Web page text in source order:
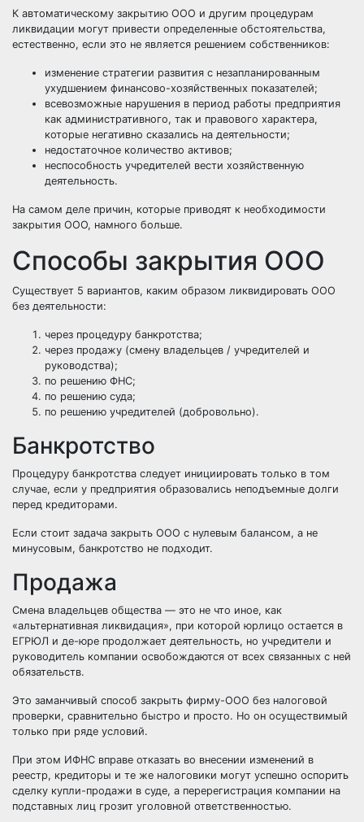
К автоматическому закрытию ООО и другим процедурам
ликвидации могут привести определенные обстоятельства,
естественно, если это не является решением собственников:
изменение стратегии развития с незапланированным
ухудшением финансово-хозяйственных показателей;
всевозможные нарушения в период работы предприятия
как административного, так и правового характера,
которые негативно сказались на деятельности;
недостаточное количество активов;
неспособность учредителей вести хозяйственную
деятельность.
На самом деле причин, которые приводят к необходимости
закрытия ООО, намного больше.
Способы закрытия ООО
Существует 5 вариантов, каким образом ликвидировать ООО
без деятельности:
через процедуру банкротства;
через продажу (смену владельцев / учредителей и
руководства);
по решению ФНС;
по решению суда;
по решению учредителей (добровольно).
Банкротство
Процедуру банкротства следует инициировать только в том
случае, если у предприятия образовались неподъемные долги
перед кредиторами.
Если стоит задача закрыть ООО с нулевым балансом, а не
минусовым, банкротство не подходит.
Продажа
Смена владельцев общества — это не что иное, как
«альтернативная ликвидация», при которой юрлицо остается в
ЕГРЮЛ и де-юре продолжает деятельность, но учредители и
руководитель компании освобождаются от всех связанных с ней
обязательств.
Это заманчивый способ закрыть фирму-ООО без налоговой
проверки, сравнительно быстро и просто. Но он осуществимый
только при ряде условий.
При этом ИФНС вправе отказать во внесении изменений в
реестр, кредиторы и те же налоговики могут успешно оспорить
сделку купли-продажи в суде, а перерегистрация компании на
подставных лиц грозит уголовной ответственностью.